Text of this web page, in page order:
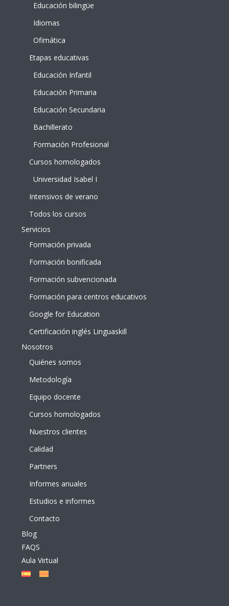
Educación bilingüe
Idiomas
Ofimática
Etapas educativas
Educación Infantil
Educación Primaria
Educación Secundaria
Bachillerato
Formación Profesional
Cursos homologados
Universidad Isabel I
Intensivos de verano
Todos los cursos
Servicios
Formación privada
Formación bonificada
Formación subvencionada
Formación para centros educativos
Google for Education
Certificación inglés Linguaskill
Nosotros
Quiénes somos
Metodología
Equipo docente
Cursos homologados
Nuestros clientes
Calidad
Partners
Informes anuales
Estudios e informes
Contacto
Blog
FAQS
Aula Virtual